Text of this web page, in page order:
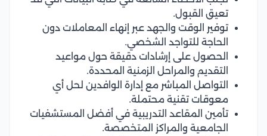
تعيق القبول.
توفير الوقت والجهد عبر إنهاء المعاملات دون
الحاجة للتواجد الشخصي.
الحصول على إرشادات دقيقة حول مواعيد
التقديم والمراحل الزمنية المحددة.
التواصل المباشر مع إدارة الوافدين لحل أي
معوقات تقنية محتملة.
تأمين المقاعد التدريبية في أفضل المستشفيات
الجامعية والمراكز المتخصصة.